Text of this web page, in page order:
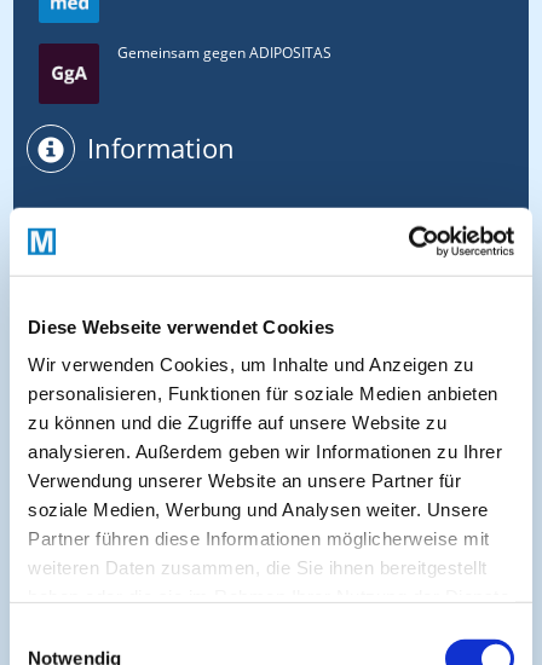
Diese Webseite verwendet Cookies
Wir verwenden Cookies, um Inhalte und Anzeigen zu
personalisieren, Funktionen für soziale Medien anbieten
zu können und die Zugriffe auf unsere Website zu
analysieren. Außerdem geben wir Informationen zu Ihrer
Verwendung unserer Website an unsere Partner für
soziale Medien, Werbung und Analysen weiter. Unsere
Partner führen diese Informationen möglicherweise mit
weiteren Daten zusammen, die Sie ihnen bereitgestellt
Notwendig
Gemeinsam gegen ADIPOSITAS
Information
Aktuelle CME
CME-Punkte
Help & Support
Kontakt
Medienpartner
Impressum
Datenschutz
Nutzungsbedingungen
Cookies